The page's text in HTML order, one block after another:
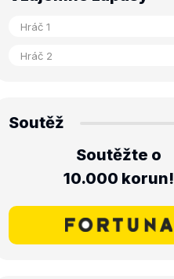
Soutěž
Soutěžte o
10.000 korun!